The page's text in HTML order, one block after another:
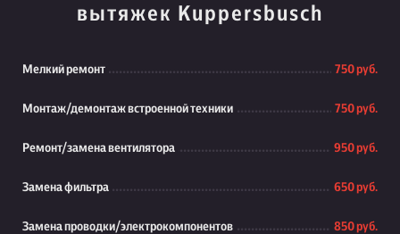
вытяжек Kuppersbusch
Мелкий ремонт 750 руб.
Монтаж/демонтаж встроенной техники 750 руб.
Ремонт/замена вентилятора 950 руб.
Замена фильтра 650 руб.
Замена проводки/электрокомпонентов 850 руб.